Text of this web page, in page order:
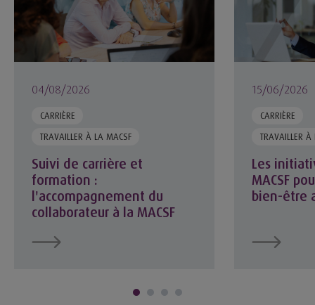
04/08/2026
CARRIÈRE
TRAVAILLER À LA MACSF
Suivi de carrière et
formation :
l'accompagnement du
collaborateur à la MACSF
15/06/2026
CARRIÈRE
TRAVAILLER À
Les
MACSF
bien-être